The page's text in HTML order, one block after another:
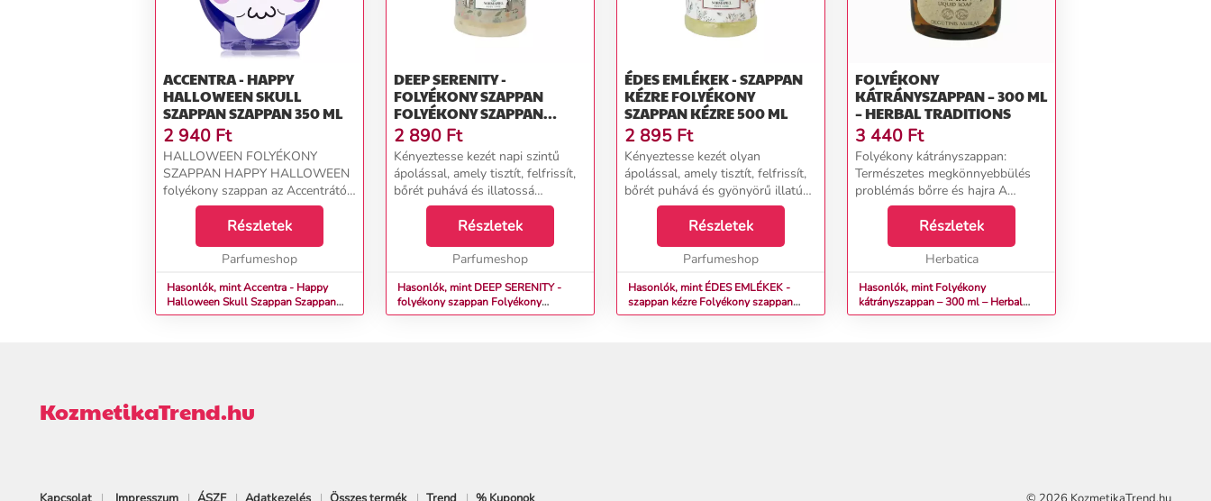
ACCENTRA - HAPPY
HALLOWEEN SKULL
SZAPPAN SZAPPAN 350 ML
2 940 Ft
HALLOWEEN FOLYÉKONY
SZAPPAN HAPPY HALLOWEEN
folyékony szappan az Accentrától
koponya motívummal, praktikus
pumpával és ijesztő bogyók
illatával garantálja a tökéletesen
tiszta keze lesz. Mosás után k...
Részletek
Parfumeshop
Hasonlók, mint Accentra - Happy
Halloween Skull Szappan Szappan
350 ml
DEEP SERENITY -
FOLYÉKONY SZAPPAN
FOLYÉKONY SZAPPAN
KÉZRE 500 ML
2 890 Ft
Kényeztesse kezét napi szintű
ápolással, amely tisztít, felfrissít,
bőrét puhává és illatossá
varázsolja. Az illat finom virágos
és könnyű púderes jegyeket ötvöz,
amelyek tiszta és nyugtató hatást
Részletek
Parfumeshop
Hasonlók, mint DEEP SERENITY -
folyékony szappan Folyékony
szappan kézre 500 ml
ÉDES EMLÉKEK - SZAPPAN
KÉZRE FOLYÉKONY
SZAPPAN KÉZRE 500 ML
2 895 Ft
Kényeztesse kezét olyan
ápolással, amely tisztít, felfrissít,
bőrét puhává és gyönyörű illatúvá
varázsolja. A friss citrus illat
enyhe virágos beütéssel energiát
ad és a tökéletesen tiszta kezek
Részletek
Parfumeshop
Hasonlók, mint ÉDES EMLÉKEK -
szappan kézre Folyékony szappan
kézre 500 ml
FOLYÉKONY
KÁTRÁNYSZAPPAN – 300 ML
– HERBAL TRADITIONS
3 440 Ft
Folyékony kátrányszappan:
Természetes megkönnyebbülés
problémás bőrre és hajra A
viszketés, bőrpír és a bőr
kellemetlenségeinek véget nem
érő ciklusa jelentősen
megnehezítheti a mindennapokat.
Részletek
Herbatica
Hasonlók, mint Folyékony
kátrányszappan – 300 ml – Herbal
Traditions
KozmetikaTrend.hu